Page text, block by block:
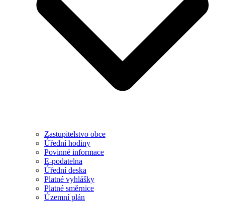
Zastupitelstvo obce
Úřední hodiny
Povinné informace
E-podatelna
Úřední deska
Platné vyhlášky
Platné směrnice
Územní plán